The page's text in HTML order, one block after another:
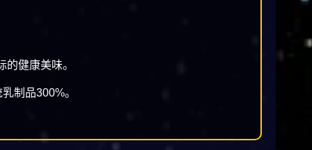
健康美味。
制品300%。